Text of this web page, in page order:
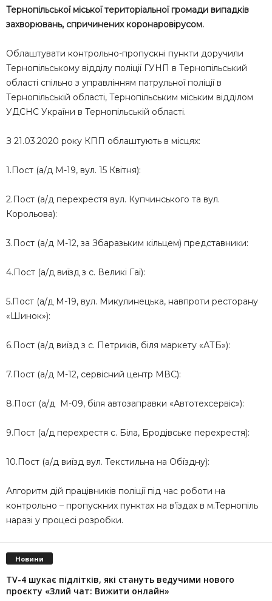
Тернопільської міської територіальної громади випадків
захворювань, спричинених коронаровірусом.
Облаштувати контрольно-пропускні пункти доручили
Тернопільському відділу поліції ГУНП в Тернопільський
області спільно з управлінням патрульної поліції в
Тернопільській області, Тернопільським міським відділом
УДСНС України в Тернопільській області.
З 21.03.2020 року КПП облаштують в місцях:
1.Пост (а/д М-19, вул. 15 Квітня):
2.Пост (а/д перехрестя вул. Купчинського та вул.
Корольова):
3.Пост (а/д М-12, за Збаразьким кільцем) представники:
4.Пост (а/д виїзд з с. Великі Гаї):
5.Пост (а/д М-19, вул. Микулинецька, навпроти ресторану
«Шинок»):
6.Пост (а/д виїзд з с. Петриків, біля маркету «АТБ»):
7.Пост (а/д М-12, сервісний центр МВС):
8.Пост (а/д М-09, біля автозаправки «Автотехсервіс»):
9.Пост (а/д перехрестя с. Біла, Бродівське перехрестя):
10.Пост (а/д виїзд вул. Текстильна на Обїздну):
Алгоритм дій працівників поліції під час роботи на
контрольно – пропускних пунктах на в’їздах в м.Тернопіль
наразі у процесі розробки.
Новини
TV-4 шукає підлітків, які стануть ведучими нового
проєкту «Злий чат: Вижити онлайн»